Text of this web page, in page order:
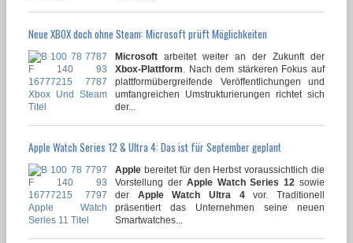
Neue XBOX doch ohne Steam: Microsoft prüft Möglichkeiten
Microsoft arbeitet weiter an der Zukunft der
Xbox-Plattform. Nach dem stärkeren Fokus auf
plattformübergreifende Veröffentlichungen und
umfangreichen Umstrukturierungen richtet sich
der...
Apple Watch Series 12 & Ultra 4: Das ist für September geplant
Apple bereitet für den Herbst voraussichtlich die
Vorstellung der Apple Watch Series 12 sowie
der Apple Watch Ultra 4vor. Traditionell
präsentiert das Unternehmen seine neuen
Smartwatches...